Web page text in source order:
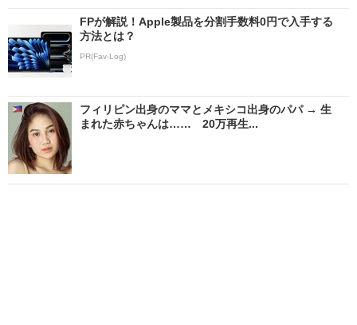
FPが解説！Apple製品を分割手数料0円で入手する
方法とは？
PR(Fav-Log)
フィリピン出身のママとメキシコ出身のパパ → 生
まれた赤ちゃんは…… 20万再生...